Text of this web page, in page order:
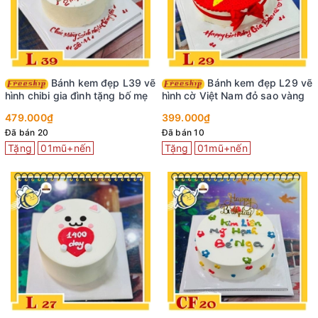
Bánh kem đẹp L39 vẽ
hình chibi gia đình tặng bố mẹ
479.000₫
Đã bán 20
Tặng 01mũ+nến
hình cờ Việt Nam đỏ sao vàng
399.000₫
Đã bán 10
Tặng 01mũ+nến